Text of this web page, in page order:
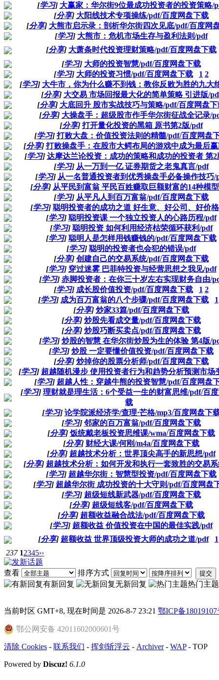
[学习] 大赢家：华尔街9位最成功投资者的投资策略/
[分享] 大阳线技术专项操练/pdf/百度网盘下载
[分享] 大熊市启示录：剖析华尔街四次见底/pdf/百度网
[学习] 大熊市：危机市场生存与盈利法则/pdf
[分享] 大萧条时代投资理财策略/pdf/百度网盘下载
[学习] 大师的投资智慧/pdf/百度网盘下载
[学习] 大师的投资习惯/pdf/百度网盘下载 1 2
[学习] 大牛市，你为什么赚不到钱：教你反败为胜的九大
[分享] 大交易 市场回报最大化的简单策略 引进版/
[分享] 大底回升 股市实战技巧与策略/pdf/百度网盘下
[分享] 大操盘手：超级股市作手华尔街征战全记录/
[分享] 打开量化投资的黑箱 原书第2版/pdf
[学习] 打败大盘：价值投资法则的精髓/pdf/百度网盘
[分享] 打败操盘手：在股市大鳄布局的游戏中成为最后
[学习] 达摩达兰论投资：成功的策略和成功的投资者 第2
[学习] 从一万到一亿 证券期货之老鬼真言/pdf
[学习] 从一名普通投资者到优秀操盘手必备操作技巧/
[分享] 从平民到富翁 平民百姓赚取巨额财富的14种模
[学习] 从平凡人到百万富翁/pdf/百度网盘下载
[学习] 聪明投资者的成功之道 好生意、好公司、好价
[学习] 聪明投资课 一个独立投资人的心路历程/pdf
[学习] 聪明投资 如何利用经济枯荣循环获利/pdf
[学习] 聪明人是怎样用钱赚钱的/pdf/百度网盘下载
[学习] 聪明的投资者也会犯的错误/pdf
[分享] 创建自己的交易系统/pdf/百度网盘下载
[学习] 穿过迷雾 巴菲特投资与经营思想之我见/pdf
[学习] 赤脚投资者：在你三十岁左右实现财务自由/
[学习] 成长股价值投资/pdf/百度网盘下载 1 2
[学习] 成为百万富翁的八个步骤/pdf/百度网盘下载
1
[分享] 炒家33篇/pdf/百度网盘下载
[分享] 炒股先看成交量/pdf/百度网盘下载
[分享] 炒股巧断买卖点/pdf/百度网盘下载
[学习] 炒股的智慧 在华尔街炒股为生的体验 第4版/
[学习] 炒股 一定要懂价值投资/pdf/百度网盘下载
[分享] 炒掉你的股票分析师/pdf/百度网盘下载
[学习] 超越随机漫步 使用投资者行为和趋势分析预测市场
[学习] 超越人性：穿越牛熊的投资智慧/pdf/百度网盘
[学习] 理财就是理生活：6个受益一生的财富思维/pdf/百
载
[学习] 论学院派经济学/查理·芒格/mp3/百度网盘下
[学习] 邻家的百万富翁/pdf/百度网盘下载
[分享] 饭统戴老板投资思维课/wma/百度网盘下载
[分享] 财经大课/何刚/m4a/百度网盘下载
[分享] 超越技术分析：世界顶尖高手的新思想/pdf
[分享] 超越技术分析：如何开发和执行一套致胜的交易
[学习] 超越华尔街：智慧型投资/pdf/百度网盘下载
[学习] 超越华尔街 成功投资的十大守则/pdf/百度网盘
[学习] 超级短线新武器/pdf/百度网盘下载
[分享] 超级短线客/pdf/百度网盘下载
[分享] 超额收益融合战法/pdf/百度网盘下载
[学习] 超额收益 价值投资在中国的最佳实践/pdf
[分享] 超额收益 世界顶级投资大师的成功之道/pdf
1
237 12345››
查看 排序方式 提交
有新回复 无新回复 热门主题
当前时区 GMT+8, 现在时间是 2026-8-7 23:21 鄂ICP备18019107
鄂公网安备 42011602000601号
清除 Cookies - 联系我们 - 挥剑斩浮云 - Archiver- WAP- TOP
Powered by Discuz! 6.1.0